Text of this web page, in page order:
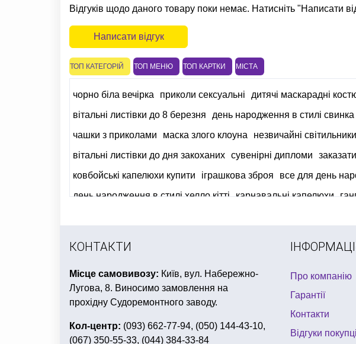
Відгуків щодо даного товару поки немає. Натисніть "Написати
Написати відгук
ТОП КАТЕГОРІЙ ТОП МЕНЮ ТОП КАРТКИ МІСТА
чорно біла вечірка приколи сексуальні дитячі маскарадні
вітальні листівки до 8 березня
день народження в стилі
чашки з приколами
маска злого клоуна незвичайні світильники
вітальні листівки до дня закоханих сувенірні дипломи
ковбойські капелюхи купити
іграшкова зброя все для день
день народження в стилі хелло кітті карнавальні капелюхи
КОНТАКТИ
Місце самовивозу: Київ, вул. Набережно-
Лугова, 8. Виносимо замовлення на
прохідну Судоремонтного заводу.
Кол-центр: (093) 662-77-94, (050) 144-43-10,
(067) 350-55-33, (044) 384-33-84
Про компанію
Гарантії
Контакти
Відгуки